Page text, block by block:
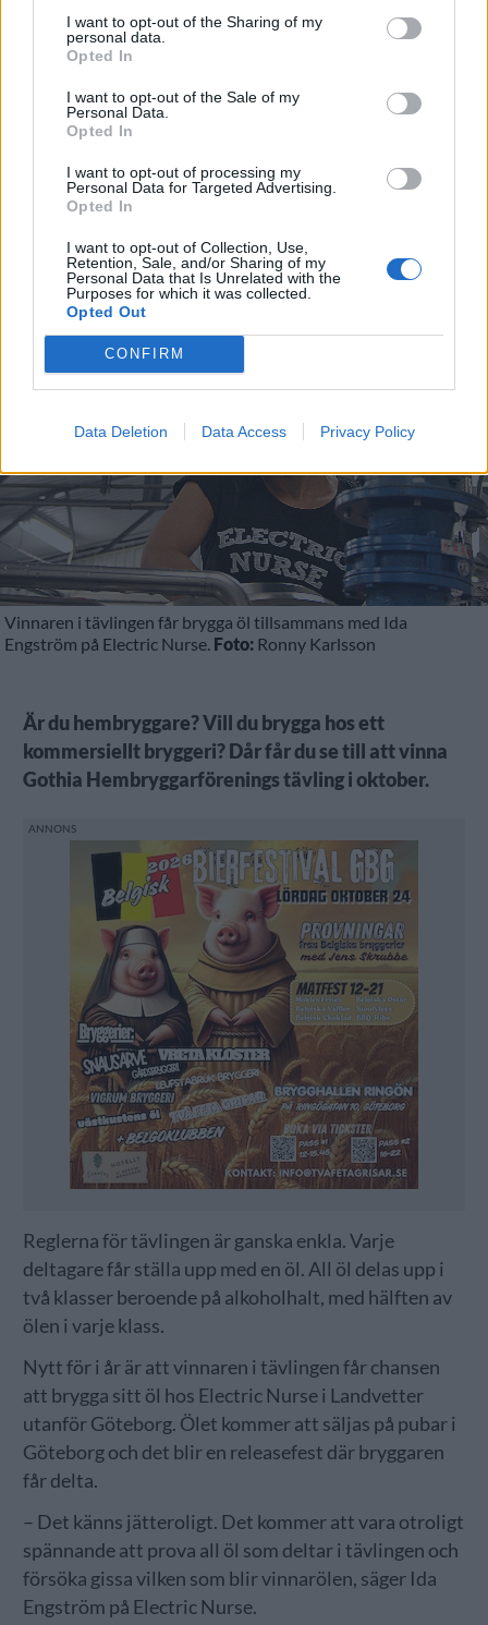
I want to opt-out of the Sharing of my
personal data.
Opted In
I want to opt-out of the Sale of my
Personal Data.
Opted In
I want to opt-out of processing my
Personal Data for Targeted Advertising.
Opted In
I want to opt-out of Collection, Use,
Retention, Sale, and/or Sharing of my
Personal Data that Is Unrelated with the
Purposes for which it was collected.
Opted Out
CONFIRM
Data Deletion Data Access Privacy Policy
BRYGGERIER
Vinn en bryggning hos Electric
Nurse
BRYGGERIER
Vinnaren i tävlingen får brygga öl tillsammans med Ida
Engström på Electric Nurse. Foto: Ronny Karlsson
Är du hembryggare? Vill du brygga hos ett
kommersiellt bryggeri? Dår får du se till att vinna
Gothia Hembryggarförenings tävling i oktober.
Reglerna för tävlingen är ganska enkla. Varje
deltagare får ställa upp med en öl. All öl delas upp i
två klasser beroende på alkoholhalt, med hälften av
ölen i varje klass.
Nytt för i år är att vinnaren i tävlingen får chansen
att brygga sitt öl hos Electric Nurse i Landvetter
utanför Göteborg. Ölet kommer att säljas på pubar i
Göteborg och det blir en releasefest där bryggaren
får delta.
– Det känns jätteroligt. Det kommer att vara otroligt
spännande att prova all öl som deltar i tävlingen och
försöka gissa vilken som blir vinnarölen, säger Ida
Engström på Electric Nurse.